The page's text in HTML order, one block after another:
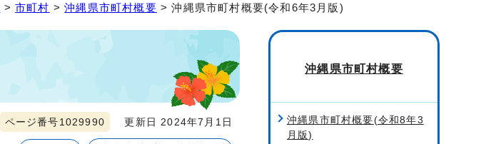
>市町村 >沖縄県市町村概要 > 沖縄県市町村概要(令和6年3月版)
ページ番号1029990 更新日 2024年7月1日
沖縄県市町村概要
沖縄県市町村概要(令和8年3
月版)